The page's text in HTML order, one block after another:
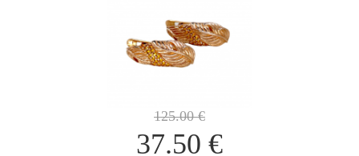
125.00€
37.50 €